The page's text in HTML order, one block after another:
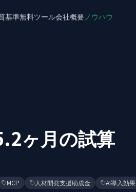
基準無料ツール会社概要ノウハウ
ヶ月の試算
MCP 人材開発支援助成金 AI導入効果